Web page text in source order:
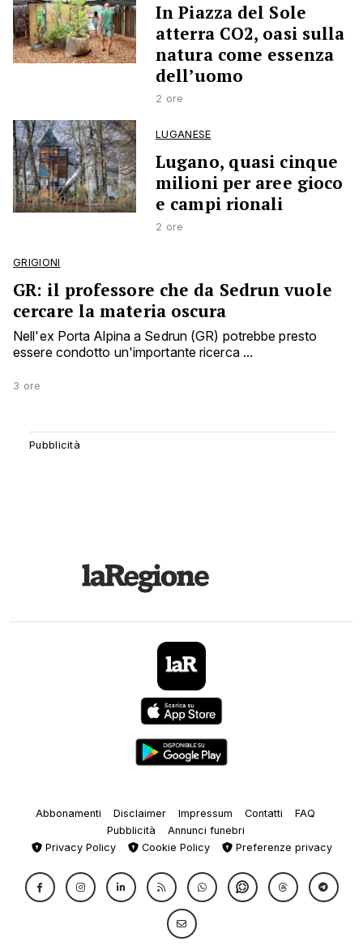
In Piazza del Sole
atterra CO2, oasi sulla
natura come essenza
dell’uomo
2 ore
LUGANESE
Lugano, quasi cinque
milioni per aree gioco
e campi rionali
2 ore
GRIGIONI
GR: il professore che da Sedrun vuole
cercare la materia oscura
Nell'ex Porta Alpina a Sedrun (GR) potrebbe presto
essere condotto un'importante ricerca ...
3 ore
Abbonamenti Disclaimer Impressum Contatti
FAQ
Pubblicità
Annunci funebri
Privacy Policy
Cookie Policy Preferenze privacy